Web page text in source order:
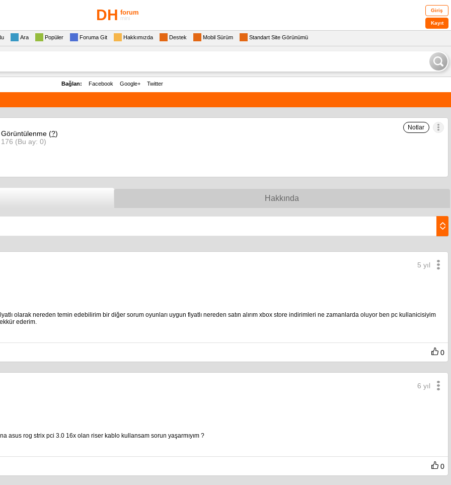
DH forum
mini
Giriş
Kayıt
Ara Popüler Foruma Git Hakkımızda Destek Mobil Sürüm Standart Site Görünümü
Bağlan: Facebook Google+ Twitter
Notlar
Görüntülenme (?)
176 (Bu ay: 0)
Hakkında
5 yıl
olarak nereden temin edebilirim bir diğer sorum oyunları uygun fiyatlı nereden satın alırım xbox store indirimleri ne zamanlarda oluyor ben pc kullanicisiyim
ederim.
0
6 yıl
asus rog strix pci 3.0 16x olan riser kablo kullansam sorun yaşarmıyım ?
0